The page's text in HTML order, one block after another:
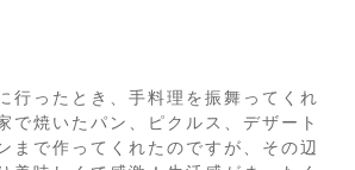
行ったとき、手料理を振舞ってくれ
で焼いたパン、ピクルス、デザート
まで作ってくれたのですが、その辺